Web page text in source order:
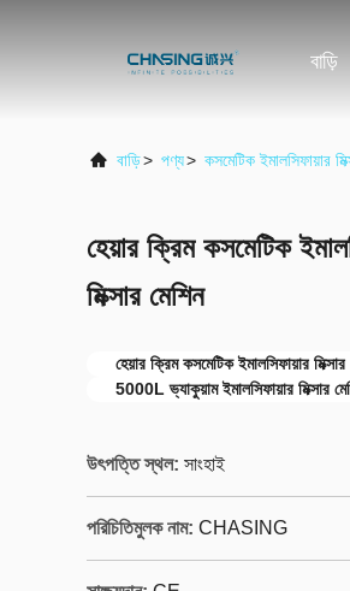
বাড়ি
বাড়ি> পণ্য> কসমেটিক ইমালসিফায়ার
হেয়ার ক্রিম কসমেটিক
মিক্সার মেশিন
হেয়ার ক্রিম কসমেটিক ইমালসিফায়ার মিক্সার
5000L ভ্যাকুয়াম ইমালসিফায়ার মিক্সার
উৎপত্তি স্থল: সাংহাই
পরিচিতিমুলক নাম: CHASING